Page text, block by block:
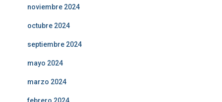
noviembre 2024
octubre 2024
septiembre 2024
mayo 2024
marzo 2024